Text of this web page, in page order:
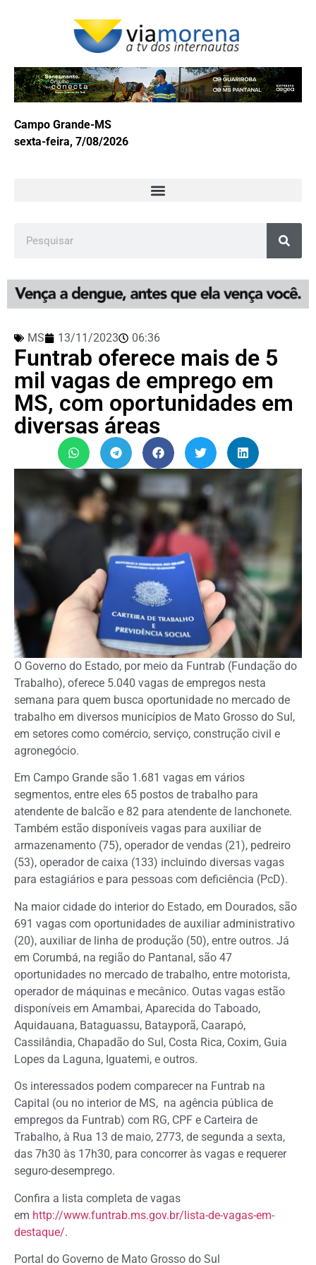
Campo Grande-MS
sexta-feira, 7/08/2026
MS 13/11/2023 06:36
Funtrab oferece mais de 5
mil vagas de emprego em
MS, com oportunidades em
diversas áreas
O Governo do Estado, por meio da Funtrab (Fundação do
Trabalho), oferece 5.040 vagas de empregos nesta
semana para quem busca oportunidade no mercado de
trabalho em diversos municípios de Mato Grosso do Sul,
em setores como comércio, serviço, construção civil e
agronegócio.
Em Campo Grande são 1.681 vagas em vários
segmentos, entre eles 65 postos de trabalho para
atendente de balcão e 82 para atendente de lanchonete.
Também estão disponíveis vagas para auxiliar de
armazenamento (75), operador de vendas (21), pedreiro
(53), operador de caixa (133) incluindo diversas vagas
para estagiários e para pessoas com deficiência (PcD).
Na maior cidade do interior do Estado, em Dourados, são
691 vagas com oportunidades de auxiliar administrativo
(20), auxiliar de linha de produção (50), entre outros. Já
em Corumbá, na região do Pantanal, são 47
oportunidades no mercado de trabalho, entre motorista,
operador de máquinas e mecânico. Outas vagas estão
disponíveis em Amambai, Aparecida do Taboado,
Aquidauana, Bataguassu, Batayporã, Caarapó,
Cassilândia, Chapadão do Sul, Costa Rica, Coxim, Guia
Lopes da Laguna, Iguatemi, e outros.
Os interessados podem comparecer na Funtrab na
Capital (ou no interior de MS, na agência pública de
empregos da Funtrab) com RG, CPF e Carteira de
Trabalho, à Rua 13 de maio, 2773, de segunda a sexta,
das 7h30 às 17h30, para concorrer às vagas e requerer
seguro-desemprego.
Confira a lista completa de vagas
em http://www.funtrab.ms.gov.br/lista-de-vagas-em-
destaque/.
Portal do Governo de Mato Grosso do Sul